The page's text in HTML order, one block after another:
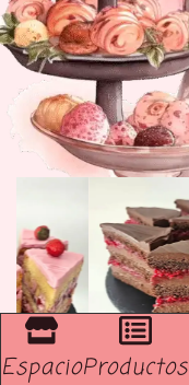
EspacioProductos